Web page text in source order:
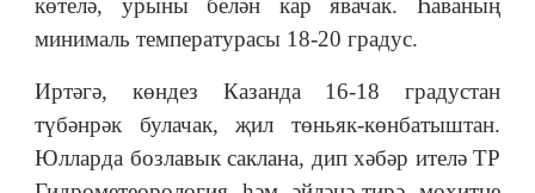
көтелә, урыны белән кар явачак. Һаваның
минималь температурасы 18-20 градус.
Иртәгә, көндез Казанда 16-18 градустан
түбәнрәк булачак, җил төньяк-көнбатыштан.
Юлларда бозлавык саклана, дип хәбәр ителә ТР